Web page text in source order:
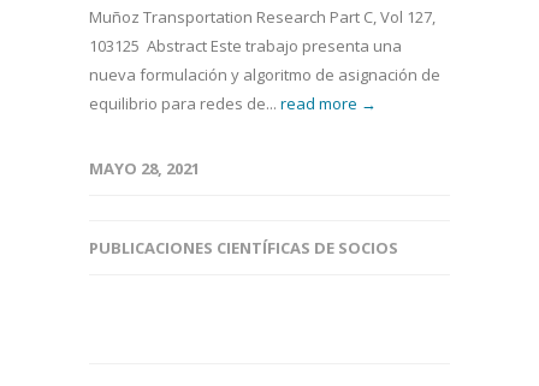
Muñoz Transportation Research Part C, Vol 127,
103125 Abstract Este trabajo presenta una
nueva formulación y algoritmo de asignación de
equilibrio para redes de... read more →
MAYO 28, 2021
PUBLICACIONES CIENTÍFICAS DE SOCIOS